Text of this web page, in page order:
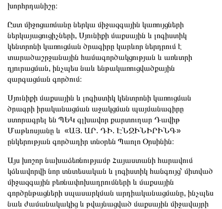
խորհրդանիշը։
Ըստ միջոցառմանը ներկա միջազգային կառույցների
ներկայացուցիչների, Սյունիքի մաքսային և լոգիստիկ
կենտրոնի կառուցման ծրագիրը կարևոր ներդրում է
տարածաշրջանային համագործակցության և առևտրի
դյուրացման, ինչպես նաև ենթակառուցվածքային
զարգացման գործում։
Սյունիքի մաքսային և լոգիստիկ կենտրոնի կառուցման
ծրագրի իրականացման աջակցման պայմանագիրը
ստորագրել են ՊԵԿ գլխավոր քարտուղար Դավիթ
Մաթևոսյանը և «ԱՅ. ԱՐ. ԴԻ. ԷՆՋԻՆԻՐԻՆԳ»
ընկերության գործադիր տնօրեն Պաոլո Օրսինին։
Այս խոշոր նախաձեռնությամբ Հայաստանի հարավում
կձևավորվի նոր տնտեսական և լոգիստիկ հանգույց՝ միտված
միջազգային բեռնափոխադրումների և մաքսային
գործընթացների սպասարկման արդիականացմանը, ինչպես
նաև ժամանակակից և թվայնացված մաքսային միջավայրի